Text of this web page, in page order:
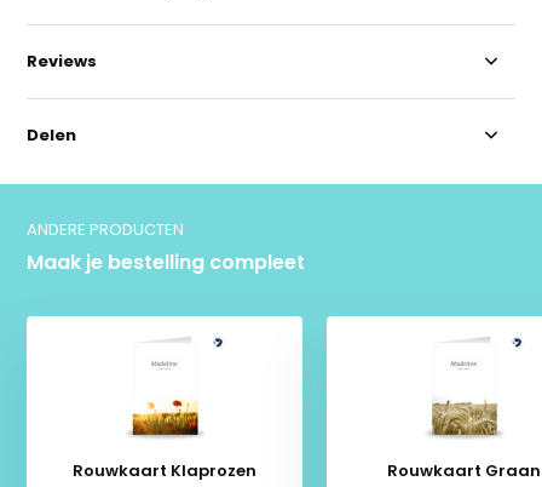
Reviews
Delen
ANDERE PRODUCTEN
Maak je bestelling compleet
Rouwkaart Klaprozen Rouwkaart Graan